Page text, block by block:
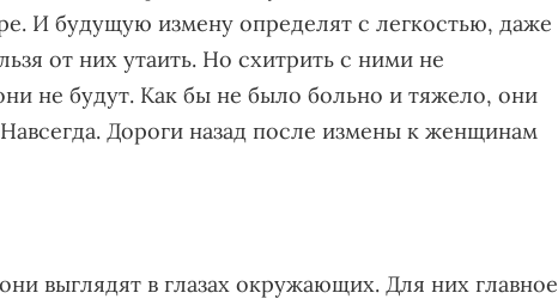
И будущую измену определят с легкостью, даже
от них утаить. Но схитрить с ними не
не будут. Как бы не было больно и тяжело, они
Дороги назад после измены к женщинам
выглядят в глазах окружающих. Для них главное